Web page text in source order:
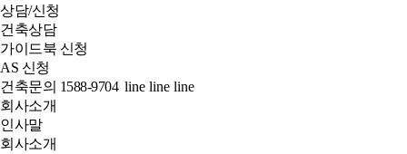
상담/신청
건축상담
가이드북 신청
AS 신청
건축문의 1588-9704 line line line
회사소개
인사말
회사소개